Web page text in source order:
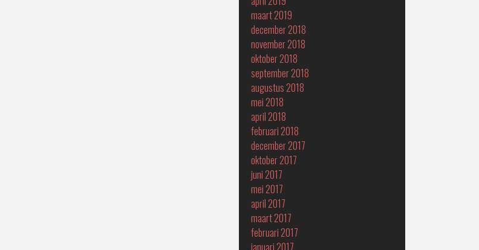
maart 2019
december 2018
november 2018
oktober 2018
september 2018
augustus 2018
mei 2018
april 2018
februari 2018
december 2017
oktober 2017
juni 2017
mei 2017
april 2017
maart 2017
februari 2017
januari 2017